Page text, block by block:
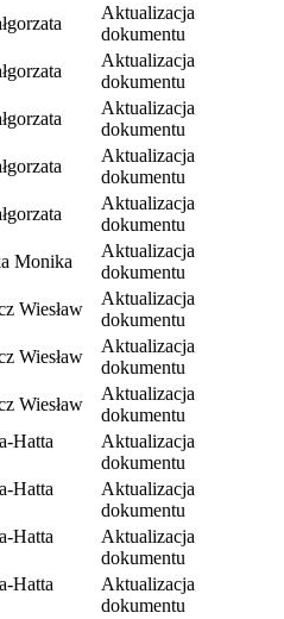
Aktualizacja
dokumentu
Aktualizacja
dokumentu
Aktualizacja
dokumentu
Aktualizacja
dokumentu
Aktualizacja
dokumentu
Monika
Aktualizacja
dokumentu
Wiesław
Aktualizacja
dokumentu
Wiesław
Aktualizacja
dokumentu
Wiesław
Aktualizacja
dokumentu
Hatta
Aktualizacja
dokumentu
Hatta
Aktualizacja
dokumentu
Hatta
Aktualizacja
dokumentu
Hatta
Aktualizacja
dokumentu